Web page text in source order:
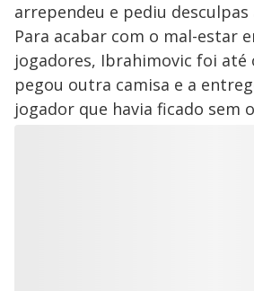
arrependeu e pediu desculpas
Para acabar com o mal-estar
jogadores, Ibrahimovic foi até
pegou outra camisa e a
jogador que havia ficado sem